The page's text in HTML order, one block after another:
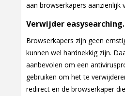
aan browserkapers aanzienlijk
Verwijder
Browserkapers zijn geen
kunnen wel hardnekkig zijn.
aanbevolen om een
gebruiken om het te
redirect en de browserkaper